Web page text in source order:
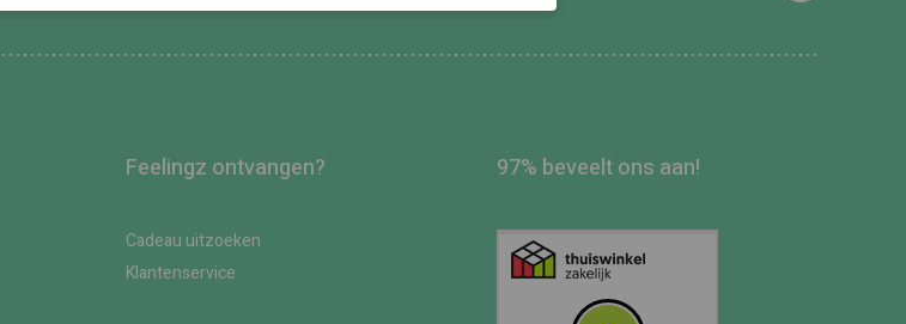
Feelingz ontvangen?
Cadeau uitzoeken
Klantenservice
97% beveelt ons aan!